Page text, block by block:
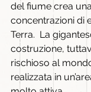
del fiume crea
concentrazioni di
Terra.  La
costruzione,
rischioso al
realizzata in